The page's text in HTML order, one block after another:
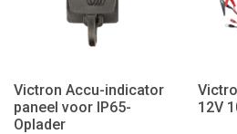
Victron Accu-indicator
paneel voor IP65-
Oplader
12V